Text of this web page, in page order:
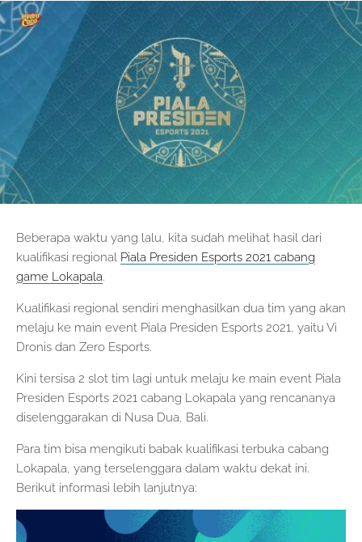
Beberapa waktu yang lalu, kita sudah melihat hasil dari
kualifikasi regional Piala Presiden Esports 2021 cabang
game Lokapala.
Kualifikasi regional sendiri menghasilkan dua tim yang akan
melaju ke main event Piala Presiden Esports 2021, yaitu Vi
Dronis dan Zero Esports.
Kini tersisa 2 slot tim lagi untuk melaju ke main event Piala
Presiden Esports 2021 cabang Lokapala yang rencananya
diselenggarakan di Nusa Dua, Bali.
Para tim bisa mengikuti babak kualifikasi terbuka cabang
Lokapala, yang terselenggara dalam waktu dekat ini.
Berikut informasi lebih lanjutnya: